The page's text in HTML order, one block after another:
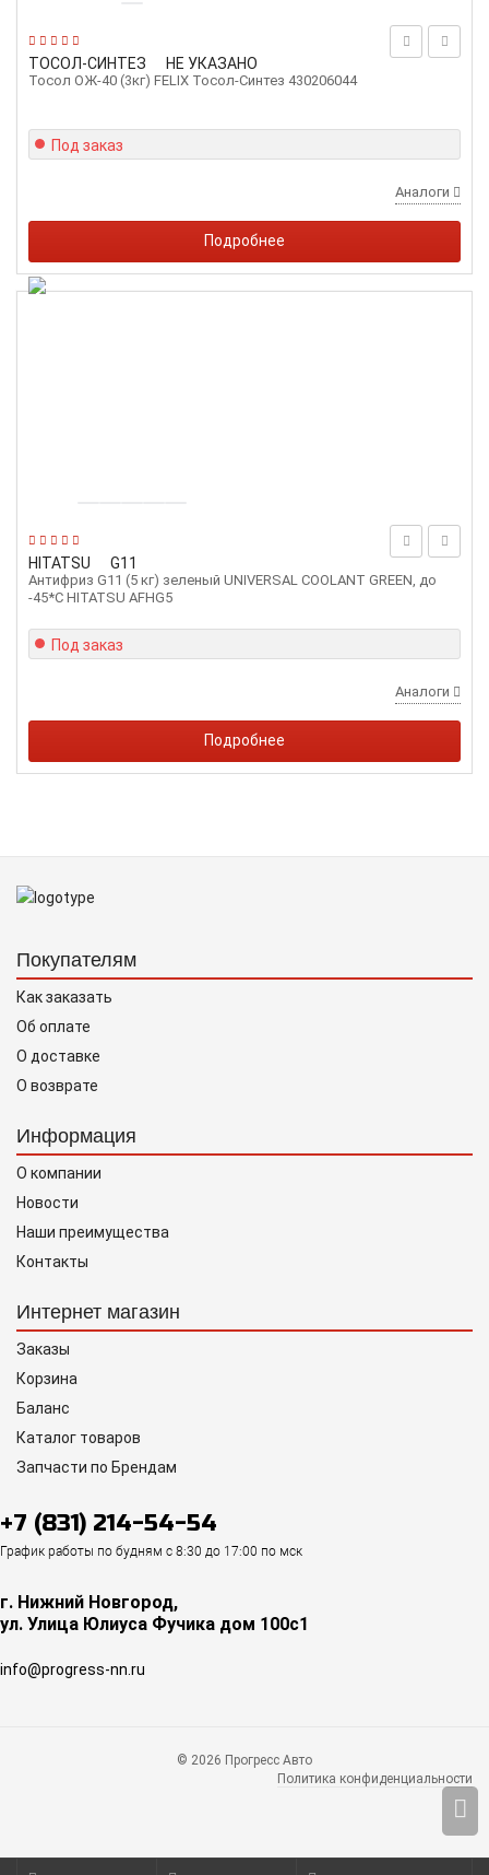
ТОСОЛ-СИНТЕЗ НЕ УКАЗАНО
Тосол ОЖ-40 (3кг) FELIX Тосол-Синтез 430206044
Под заказ
Аналоги
Подробнее
HITATSU G11
Антифриз G11 (5 кг) зеленый UNIVERSAL COOLANT GREEN, до
-45*С HITATSU AFHG5
Под заказ
Аналоги
Подробнее
Покупателям
Как заказать
Об оплате
О доставке
О возврате
Информация
О компании
Новости
Наши преимущества
Контакты
Интернет магазин
Заказы
Корзина
Баланс
Каталог товаров
Запчасти по Брендам
+7 (831) 214-54-54
График работы по будням с 8:30 до 17:00 по мск
г. Нижний Новгород,
ул. Улица Юлиуса Фучика дом 100с1
info@progress-nn.ru
© 2026 Прогресс Авто
Политика конфиденциальности